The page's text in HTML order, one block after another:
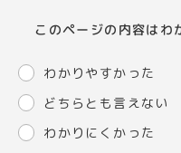
このページの内容はわ
わかりやすかった
どちらとも言えない
わかりにくかった